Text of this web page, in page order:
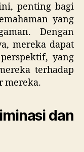
penting bagi
yang
Dengan
mereka dapat
yang
terhadap
mereka.
dan